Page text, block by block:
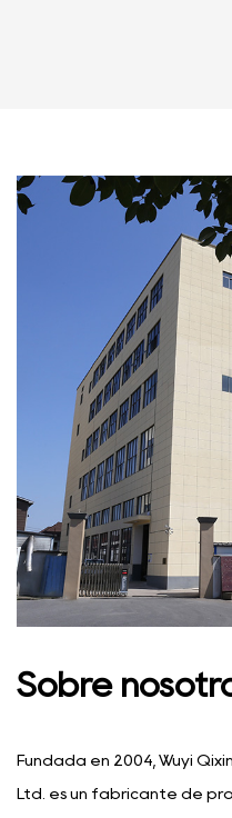
Sobre
Fundada en 2004, Wuyi
Ltd. es un fabricante de